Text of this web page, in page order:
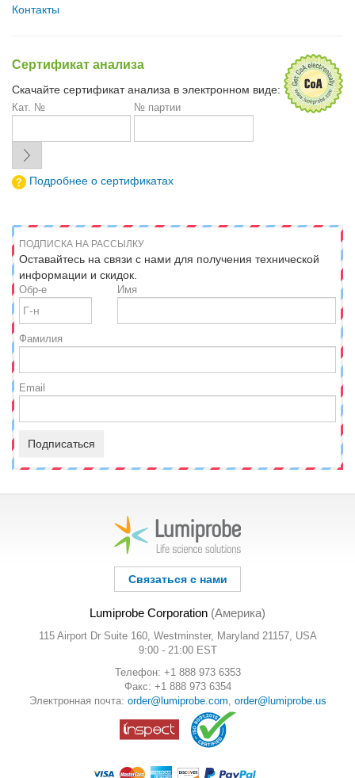
Контакты
Сертификат анализа
Скачайте сертификат анализа в электронном виде:
Кат. № № партии
Подробнее о сертификатах
ПОДПИСКА НА РАССЫЛКУ
Оставайтесь на связи с нами для получения технической
информации и скидок.
Обр-е Имя
Фамилия
Email
Подписаться
Связаться с нами
Lumiprobe Corporation (Америка)
115 Airport Dr Suite 160, Westminster, Maryland 21157, USA
9:00 - 21:00 EST
Телефон: +1 888 973 6353
Факс: +1 888 973 6354
Электронная почта: order@lumiprobe.com order@lumiprobe.us